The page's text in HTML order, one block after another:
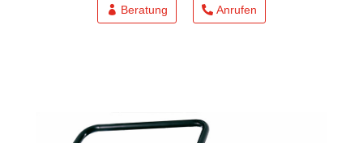
Beratung Anrufen